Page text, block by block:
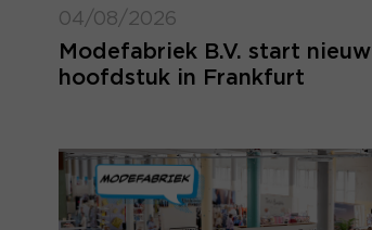
04/08/2026
Modefabriek B.V. start nieuw
hoofdstuk in Frankfurt